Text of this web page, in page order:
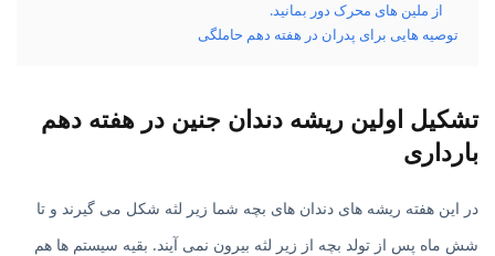
از ملین های محرک دور بمانید.
توصیه هایی برای پدران در هفته دهم حاملگی
تشکیل اولین ریشه دندان جنین در هفته دهم
بارداری
در این هفته ریشه های دندان های بچه شما زیر لثه شکل می گیرند و تا
شش ماه پس از تولد بچه از زیر لثه بیرون نمی آیند. بقیه سیستم ها هم